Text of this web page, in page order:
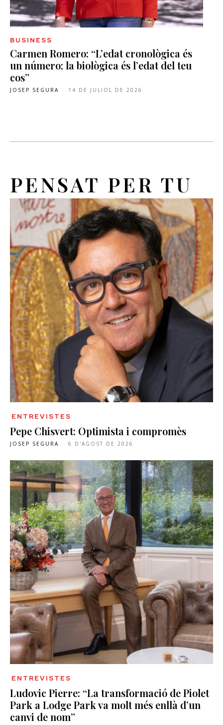
BUSINESS
Carmen Romero: “L’edat cronològica és
un número; la biològica és l’edat del teu
cos”
JOSEP SEGURA - 14 DE JULIOL DE 2026
PENSAT PER TU
ENTREVISTES
Pepe Chisvert: Optimista i compromès
JOSEP SEGURA - 6 D'AGOST DE 2026
ENTREVISTES
Ludovic Pierre: “La transformació de Piolet
Park a Lodge Park va molt més enllà d’un
canvi de nom”